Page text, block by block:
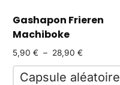
Gashapon Frieren
Machiboke
5,90 € – 28,90 €
Capsule aléatoire